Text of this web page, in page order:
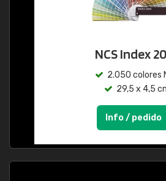
NCS Index
2.050 colores
29,5 x 4,5
Info / pedido